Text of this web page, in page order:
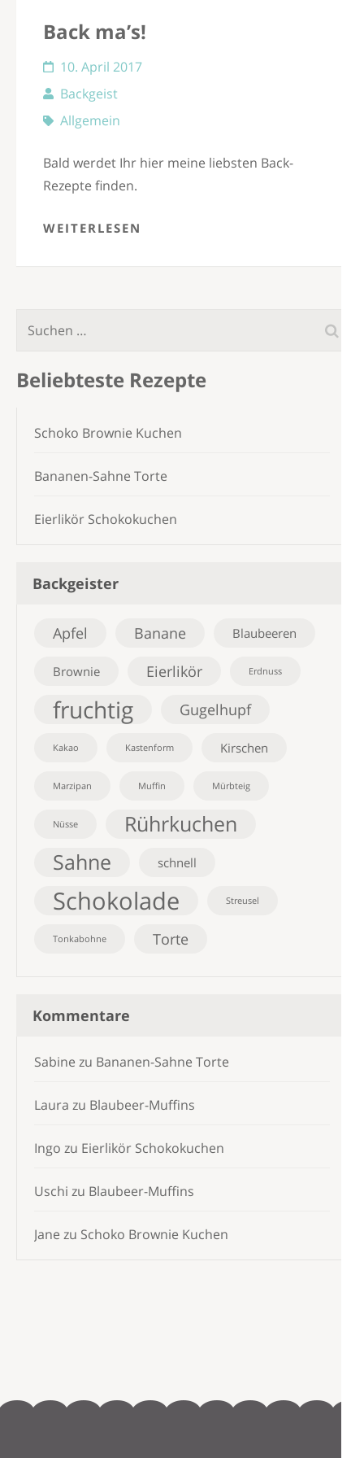
Back ma’s!
10. April 2017
Backgeist
Allgemein
Bald werdet Ihr hier meine liebsten Back-
Rezepte finden.
WEITERLESEN
Suchen
Beliebteste Rezepte
Schoko Brownie Kuchen
Bananen-Sahne Torte
Eierlikör Schokokuchen
Backgeister
Apfel Banane Blaubeeren
Brownie Eierlikör Erdnuss
fruchtig Gugelhupf
Kakao Kastenform Kirschen
Marzipan Muffin Mürbteig
Nüsse
Rührkuchen
Sahne
schnell
Schokolade Streusel
Tonkabohne Torte
Kommentare
Sabine zu Bananen-Sahne Torte
Laura zu Blaubeer-Muffins
Ingo zu Eierlikör Schokokuchen
Uschi zu Blaubeer-Muffins
Jane zu Schoko Brownie Kuchen